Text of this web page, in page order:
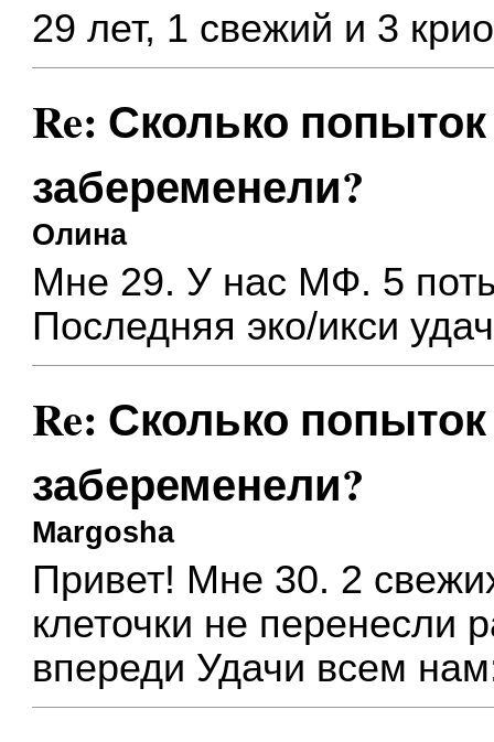
29 лет, 1 свежий и 3
Re: Сколько
забеременели?
Олина
Мне 29. У нас МФ. 5
Последняя эко/икси
Re: Сколько
забеременели?
Margosha
Привет! Мне 30. 2
клеточки не перенесли
впереди Удачи всем